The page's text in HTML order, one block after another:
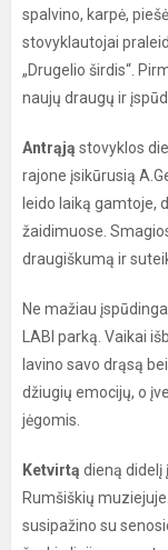
spalvino, karpė,
stovyklautojai
„Drugelio širdis“.
naujų draugų ir
Antrąją stovyklos
rajone įsikūrusią
leido laiką gamtoje,
žaidimuose.
draugiškumą ir
Ne mažiau
LABI parką. Vaikai
lavino savo drąsą
džiugių emocijų, o
jėgomis.
Ketvirtą dieną didelį
Rumšiškių
susipažino su